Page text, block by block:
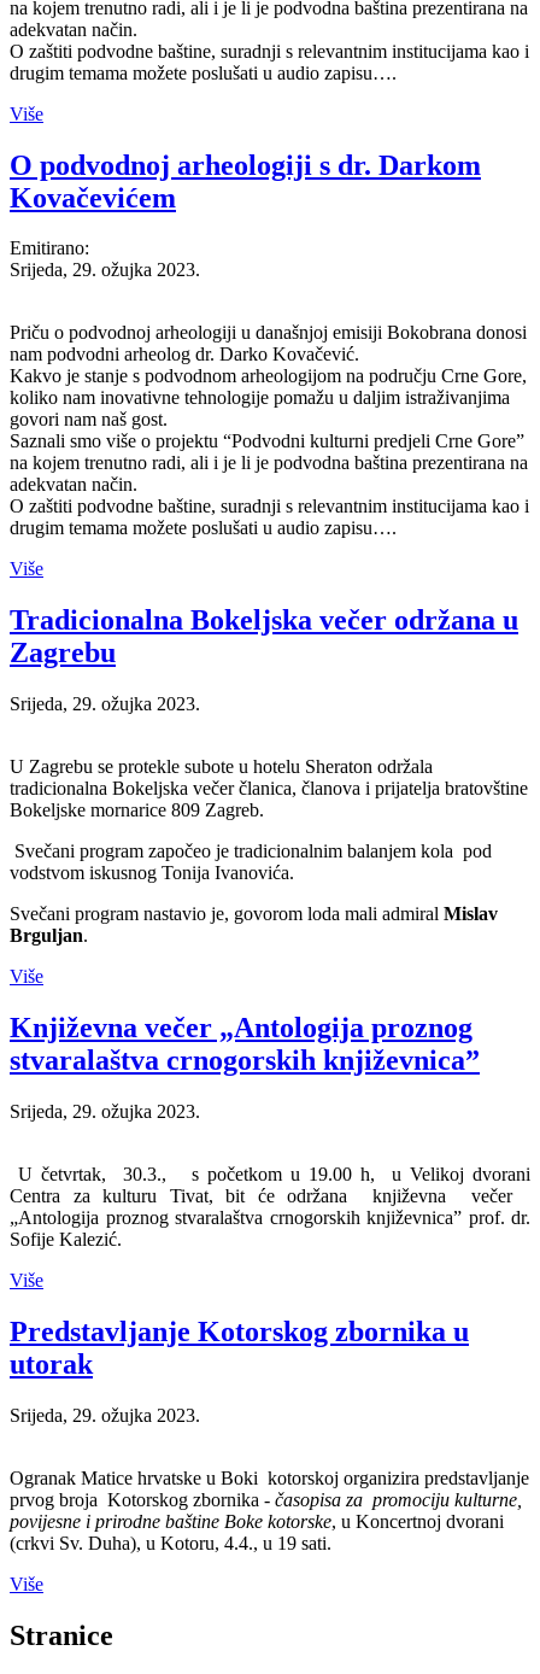
na kojem trenutno radi, ali i je li je podvodna baština prezentirana na
adekvatan način.
O zaštiti podvodne baštine, suradnji s relevantnim institucijama kao i
drugim temama možete poslušati u audio zapisu….
Više
O podvodnoj arheologiji s dr. Darkom
Kovačevićem
Emitirano:
Srijeda, 29. ožujka 2023.
Priču o podvodnoj arheologiji u današnjoj emisiji Bokobrana donosi
nam podvodni arheolog dr. Darko Kovačević.
Kakvo je stanje s podvodnom arheologijom na području Crne Gore,
koliko nam inovativne tehnologije pomažu u daljim istraživanjima
govori nam naš gost.
Saznali smo više o projektu “Podvodni kulturni predjeli Crne Gore”
na kojem trenutno radi, ali i je li je podvodna baština prezentirana na
adekvatan način.
O zaštiti podvodne baštine, suradnji s relevantnim institucijama kao i
drugim temama možete poslušati u audio zapisu….
Više
Tradicionalna Bokeljska večer održana u
Zagrebu
Srijeda, 29. ožujka 2023.
U Zagrebu se protekle subote u hotelu Sheraton održala
tradicionalna Bokeljska večer članica, članova i prijatelja bratovštine
Bokeljske mornarice 809 Zagreb.
Svečani program započeo je tradicionalnim balanjem kola pod
vodstvom iskusnog Tonija Ivanovića.
Svečani program nastavio je, govorom loda mali admiral Mislav
Brguljan.
Više
Književna večer „Antologija proznog
stvaralaštva crnogorskih književnica”
Srijeda, 29. ožujka 2023.
U četvrtak, 30.3., s početkom u 19.00 h, u Velikoj dvorani
Centra za kulturu Tivat, bit će održana književna večer
„Antologija proznog stvaralaštva crnogorskih književnica” prof. dr.
Sofije Kalezić.
Više
Predstavljanje Kotorskog zbornika u
utorak
Srijeda, 29. ožujka 2023.
Ogranak Matice hrvatske u Boki kotorskoj organizira predstavljanje
prvog broja Kotorskog zbornika - časopisa za promociju kulturne,
povijesne i prirodne baštine Boke kotorske, u Koncertnoj dvorani
(crkvi Sv. Duha), u Kotoru, 4.4., u 19 sati.
Više
Stranice